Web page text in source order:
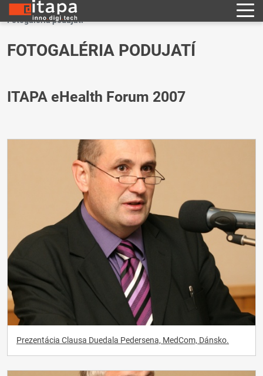
Fotogaléria podujatí
FOTOGALÉRIA PODUJATÍ
ITAPA eHealth Forum 2007
Prezentácia Clausa Duedala Pedersena, MedCom, Dánsko.